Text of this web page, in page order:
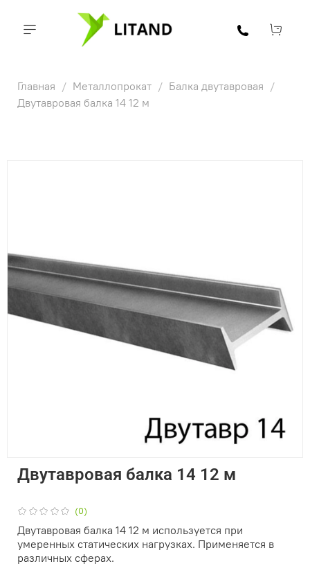
Главная Металлопрокат
Балка двутавровая
Двутавровая балка 14 12 м
(0)
Двутавровая балка 14 12 м
Двутавровая балка 14 12 м используется при
умеренных статических нагрузках. Применяется в
различных сферах.